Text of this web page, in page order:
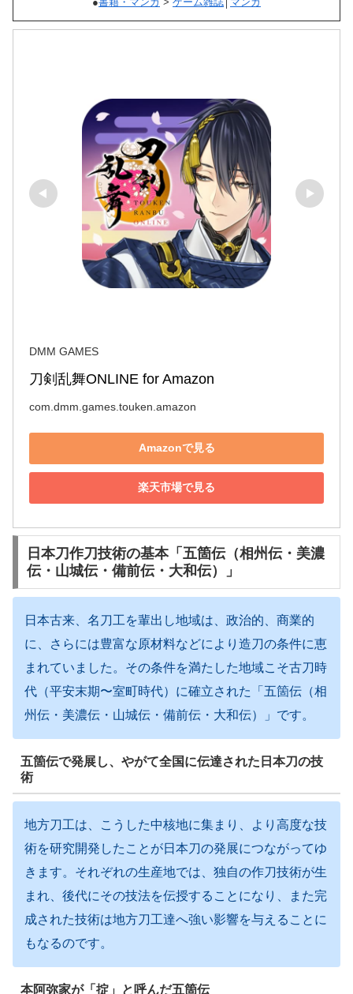
DMM GAMES
刀剣乱舞ONLINE for Amazon
com.dmm.games.touken.amazon
Amazonで見る
楽天市場で見る
日本刀作刀技術の基本「五箇伝（相州伝・美濃
伝・山城伝・備前伝・大和伝）」
日本古来、名刀工を輩出し地域は、政治的、商業的
に、さらには豊富な原材料などにより造刀の条件に恵
まれていました。その条件を満たした地域こそ古刀時
代（平安末期〜室町時代）に確立された「五箇伝（相
州伝・美濃伝・山城伝・備前伝・大和伝）」です。
五箇伝で発展し、やがて全国に伝達された日本刀の技
術
地方刀工は、こうした中核地に集まり、より高度な技
術を研究開発したことが日本刀の発展につながってゆ
きます。それぞれの生産地では、独自の作刀技術が生
まれ、後代にその技法を伝授することになり、また完
成された技術は地方刀工達へ強い影響を与えることに
もなるのです。
本阿弥家が「掟」と呼んだ五箇伝